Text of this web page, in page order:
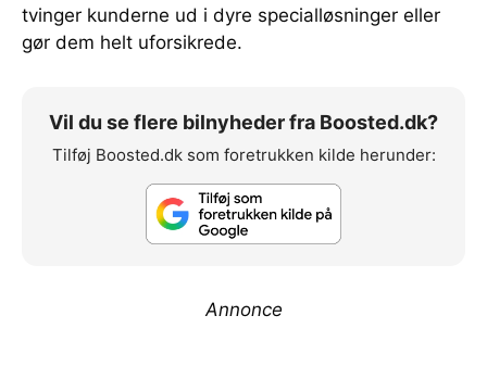
tvinger kunderne ud i dyre specialløsninger eller
gør dem helt uforsikrede.
Vil du se flere bilnyheder fra Boosted.dk?
Tilføj Boosted.dk som foretrukken kilde herunder:
Annonce